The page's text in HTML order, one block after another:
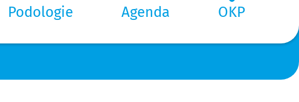
Podologie Agenda OKP